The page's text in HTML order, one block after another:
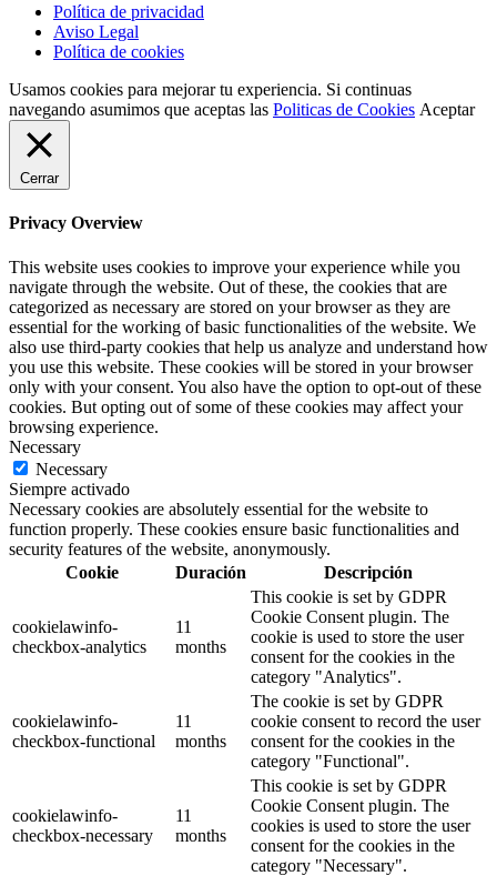
Política de privacidad
Aviso Legal
Política de cookies
Usamos cookies para mejorar tu experiencia. Si continuas
navegando asumimos que aceptas las Politicas de Cookies Aceptar
Cerrar
Privacy Overview
This website uses cookies to improve your experience while you
navigate through the website. Out of these, the cookies that are
categorized as necessary are stored on your browser as they are
essential for the working of basic functionalities of the website. We
also use third-party cookies that help us analyze and understand how
you use this website. These cookies will be stored in your browser
only with your consent. You also have the option to opt-out of these
cookies. But opting out of some of these cookies may affect your
browsing experience.
Necessary
Necessary
Siempre activado
Necessary cookies are absolutely essential for the website to
function properly. These cookies ensure basic functionalities and
security features of the website, anonymously.
Cookie
Duración Descripción
cookielawinfo-
checkbox-analytics
11
months
This cookie is set by GDPR
Cookie Consent plugin. The
cookie is used to store the user
consent for the cookies in the
category "Analytics".
cookielawinfo-
checkbox-functional
11
months
The cookie is set by GDPR
cookie consent to record the user
consent for the cookies in the
category "Functional".
cookielawinfo-
checkbox-necessary
11
months
This cookie is set by GDPR
Cookie Consent plugin. The
cookies is used to store the user
consent for the cookies in the
category "Necessary".